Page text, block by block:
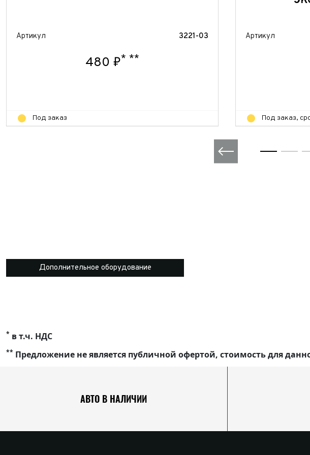
Артикул 3221-03
480 ₽* **
Под заказ
Артикул
Под заказ,
Дополнительное оборудование
* в т.ч. НДС
** Предложение не является публичной офертой, стоимость для
АВТО В НАЛИЧИИ